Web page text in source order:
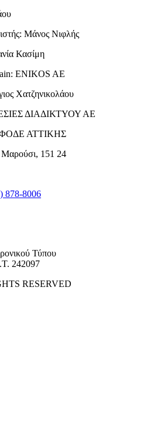
Μάνος Νιφλής
Κασίμη
ENIKOS AE
Χατζηνικολάου
ΔΙΑΔΙΚΤΥΟΥ ΑΕ
ΑΤΤΙΚΗΣ
151 24
878-8006
Τύπου
242097
RESERVED